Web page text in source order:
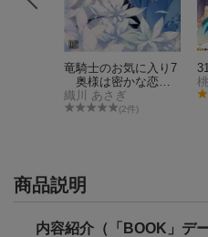
竜騎士のお気に入り7
奥様は密かな恋を
応援中
織川 あさぎ
(2件)
商品説明
内容紹介（「BOOK」デ